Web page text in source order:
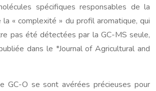
spécifiques responsables de la
la « complexité » du profil aromatique, qui
pas été détectées par la GC-MS seule,
dans le *Journal of Agricultural and
GC-O se sont avérées précieuses pour